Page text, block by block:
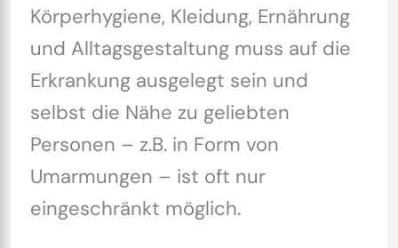
Körperhygiene, Kleidung, Ernährung
und Alltagsgestaltung muss auf die
Erkrankung ausgelegt sein und
selbst die Nähe zu geliebten
Personen – z.B. in Form von
Umarmungen – ist oft nur
eingeschränkt möglich.